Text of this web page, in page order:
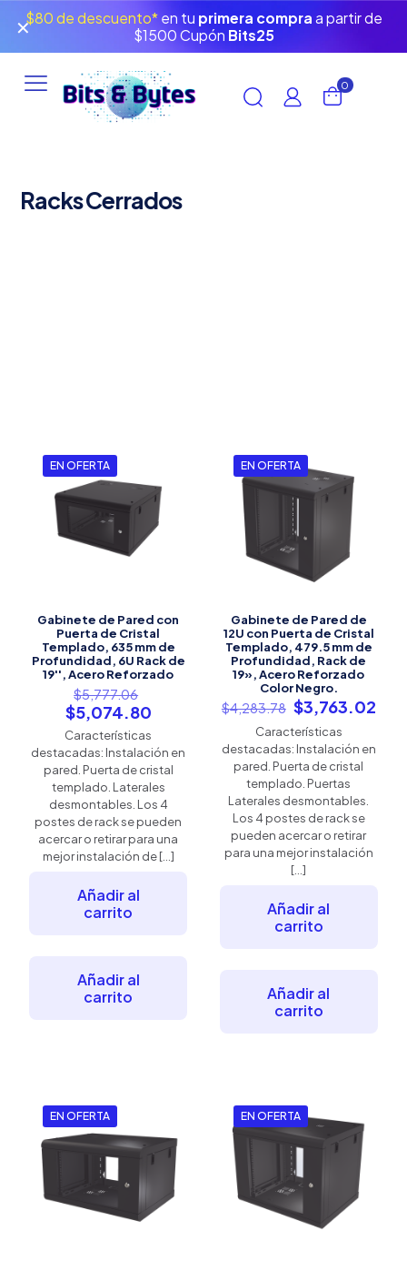
$80 de descuento*en tu primera compra a partir de
$1500 Cupón Bits25
✕
0
Racks Cerrados
EN OFERTA
Gabinete de Pared con
Puerta de Cristal
Templado, 635 mm de
Profundidad, 6U Rack de
19'', Acero Reforzado
$5,777.06
precio
era:
$5,777.06.
$5,074.80El
actual
es:
$5,074.80.
Características
destacadas: Instalación en
pared. Puerta de cristal
templado. Laterales
desmontables. Los 4
postes de rack se pueden
acercar o retirar para una
mejor instalación de[…]
Añadir al
carrito
Añadir al
carrito
EN OFERTA
Gabinete de Pared de
12U con Puerta de Cristal
Templado, 479.5 mm de
Profundidad, Rack de
19», Acero Reforzado
Color Negro.
$4,283.78 El
precio
original
era:
$4,283.78.
$3,763.02El
es:
Características
destacadas: Instalación en
pared. Puerta de cristal
templado. Puertas
Laterales desmontables.
Los 4 postes de rack se
pueden acercar o retirar
para una mejor instalación
[…]
Añadir al
carrito
Añadir al
carrito
EN OFERTA EN OFERTA